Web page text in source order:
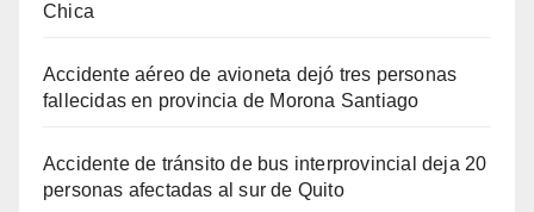
Chica
Accidente aéreo de avioneta dejó tres personas
fallecidas en provincia de Morona Santiago
Accidente de tránsito de bus interprovincial deja 20
personas afectadas al sur de Quito